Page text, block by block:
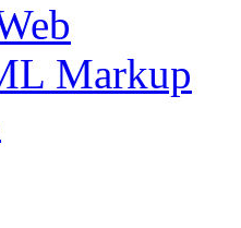
Markup